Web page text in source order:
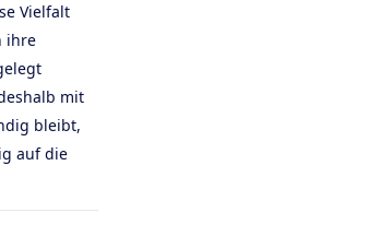
Vielfalt
ihre
mit
bleibt,
auf die